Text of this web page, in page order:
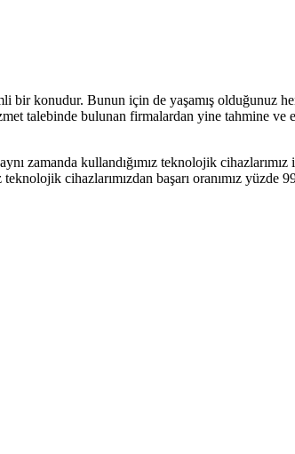
bir konudur. Bunun için de yaşamış olduğunuz
talebinde bulunan firmalardan yine tahmine
zamanda kullandığımız teknolojik
cihazlarımızdan başarı oranımız yüzde